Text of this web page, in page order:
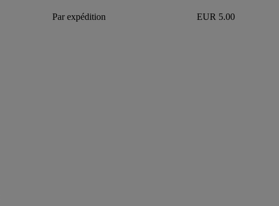
Par expédition EUR 5.00